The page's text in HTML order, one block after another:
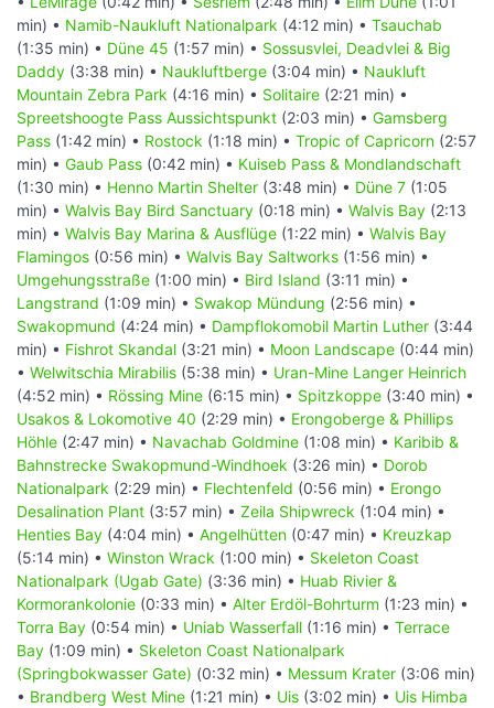
min) • Namib-Naukluft Nationalpark (4:12 min) • Tsauchab
(1:35 min) • Düne 45 (1:57 min) • Sossusvlei, Deadvlei & Big
Daddy (3:38 min) • Naukluftberge (3:04 min) • Naukluft
Mountain Zebra Park (4:16 min) • Solitaire (2:21 min) •
Spreetshoogte Pass Aussichtspunkt (2:03 min) • Gamsberg
Pass (1:42 min) • Rostock (1:18 min) • Tropic of Capricorn (2:57
min) • Gaub Pass (0:42 min) • Kuiseb Pass & Mondlandschaft
(1:30 min) • Henno Martin Shelter (3:48 min) • Düne 7 (1:05
min) • Walvis Bay Bird Sanctuary (0:18 min) • Walvis Bay (2:13
min) • Walvis Bay Marina & Ausflüge (1:22 min) • Walvis Bay
Flamingos (0:56 min) • Walvis Bay Saltworks (1:56 min) •
Umgehungsstraße (1:00 min) • Bird Island (3:11 min) •
Langstrand (1:09 min) • Swakop Mündung (2:56 min) •
Swakopmund (4:24 min) • Dampflokomobil Martin Luther (3:44
min) • Fishrot Skandal (3:21 min) • Moon Landscape (0:44 min)
• Welwitschia Mirabilis (5:38 min) • Uran-Mine Langer Heinrich
(4:52 min) • Rössing Mine (6:15 min) • Spitzkoppe (3:40 min) •
Usakos & Lokomotive 40 (2:29 min) • Erongoberge & Phillips
Höhle (2:47 min) • Navachab Goldmine (1:08 min) • Karibib &
Bahnstrecke Swakopmund-Windhoek (3:26 min) • Dorob
Nationalpark (2:29 min) • Flechtenfeld (0:56 min) • Erongo
Desalination Plant (3:57 min) • Zeila Shipwreck (1:04 min) •
Henties Bay (4:04 min) • Angelhütten (0:47 min) • Kreuzkap
(5:14 min) • Winston Wrack (1:00 min) • Skeleton Coast
Nationalpark (Ugab Gate) (3:36 min) • Huab Rivier &
Kormorankolonie (0:33 min) • Alter Erdöl-Bohrturm (1:23 min) •
Torra Bay (0:54 min) • Uniab Wasserfall (1:16 min) • Terrace
Bay (1:09 min) • Skeleton Coast Nationalpark
(Springbokwasser Gate) (0:32 min) • Messum Krater (3:06 min)
• Brandberg West Mine (1:21 min) • Uis (3:02 min) • Uis Himba